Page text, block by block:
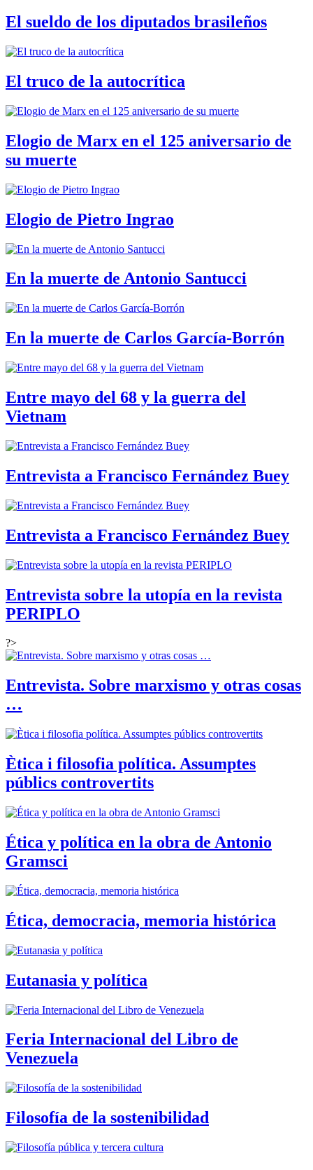
El sueldo de los diputados brasileños
El truco de la autocrítica
Elogio de Marx en el 125 aniversario de
su muerte
Elogio de Pietro Ingrao
En la muerte de Antonio Santucci
En la muerte de Carlos García-Borrón
Entre mayo del 68 y la guerra del
Vietnam
Entrevista a Francisco Fernández Buey
Entrevista a Francisco Fernández Buey
Entrevista sobre la utopía en la revista
PERIPLO
?>
Entrevista. Sobre marxismo y otras cosas
…
Ètica i filosofia política. Assumptes
públics controvertits
Ética y política en la obra de Antonio
Gramsci
Ética, democracia, memoria histórica
Eutanasia y política
Feria Internacional del Libro de
Venezuela
Filosofía de la sostenibilidad